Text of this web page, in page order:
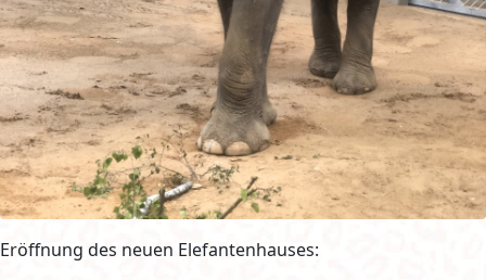
Eröffnung des neuen Elefantenhauses: